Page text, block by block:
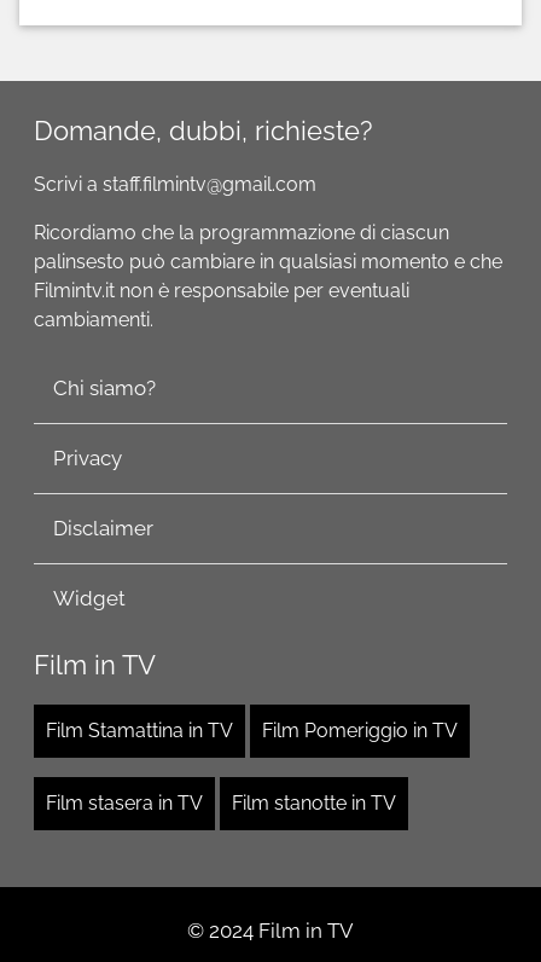
Domande, dubbi, richieste?
Scrivi a staff.filmintv@gmail.com
Ricordiamo che la programmazione di ciascun
palinsesto può cambiare in qualsiasi momento e che
Filmintv.it non è responsabile per eventuali
cambiamenti.
Chi siamo?
Privacy
Disclaimer
Widget
Film in TV
Film Stamattina in TV Film Pomeriggio in TV
Film stasera in TV Film stanotte in TV
© 2024 Film in TV